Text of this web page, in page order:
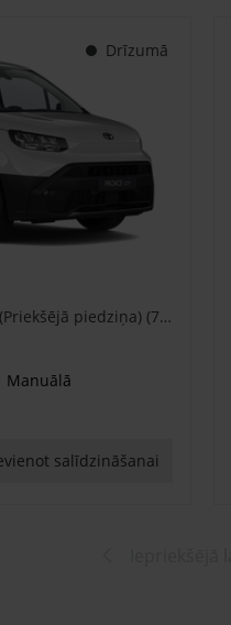
Drīzumā
Professional Plus 1.5 D-4D M/T (Priekšējā piedziņa) (75 kW)
Manuālā
salīdzināšanai